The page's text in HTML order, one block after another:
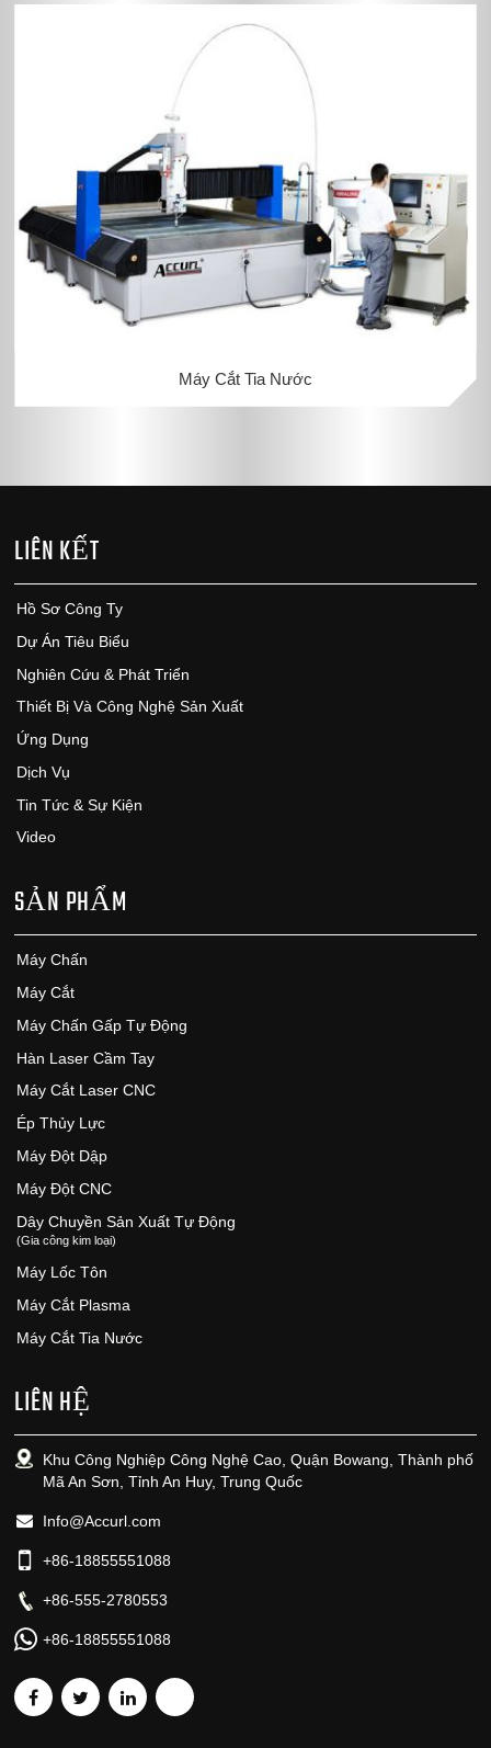
Máy Cắt Tia Nước
LIÊN KẾT
Hồ Sơ Công Ty
Dự Án Tiêu Biểu
Nghiên Cứu & Phát Triển
Thiết Bị Và Công Nghệ Sản Xuất
Ứng Dụng
Dịch Vụ
Tin Tức & Sự Kiện
Video
SẢN PHẨM
Máy Chấn
Máy Cắt
Máy Chấn Gấp Tự Động
Hàn Laser Cầm Tay
Máy Cắt Laser CNC
Ép Thủy Lực
Máy Đột Dập
Máy Đột CNC
Dây Chuyền Sản Xuất Tự Động
(Gia công kim loại)
Máy Lốc Tôn
Máy Cắt Plasma
Máy Cắt Tia Nước
LIÊN HỆ
Khu Công Nghiệp Công Nghệ Cao, Quận Bowang, Thành phố
Mã An Sơn, Tỉnh An Huy, Trung Quốc
Info@Accurl.com
+86-18855551088
+86-555-2780553
+86-18855551088